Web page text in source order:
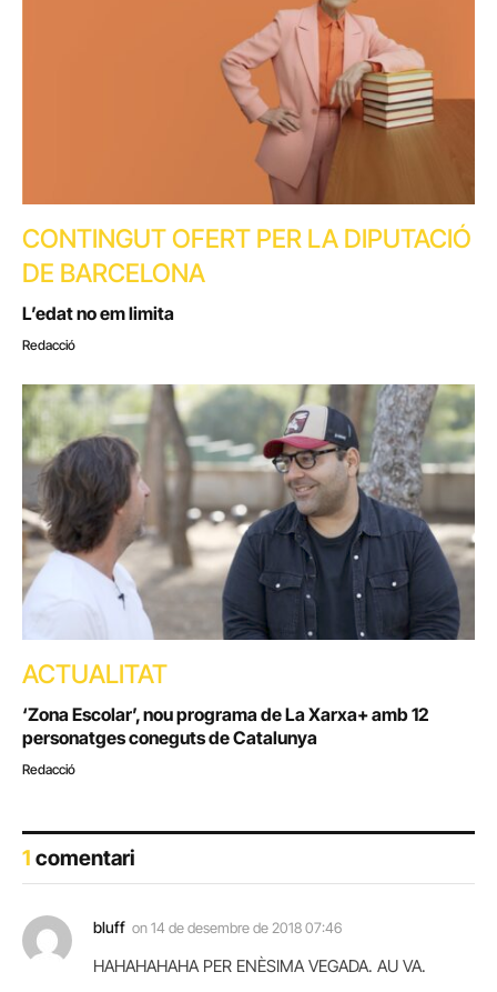
CONTINGUT OFERT PER LA DIPUTACIÓ
DE BARCELONA
L’edat no em limita
Redacció
ACTUALITAT
‘Zona Escolar’, nou programa de La Xarxa+ amb 12
personatges coneguts de Catalunya
Redacció
1 comentari
bluff on14 de desembre de 2018 07:46
HAHAHAHAHA PER ENÈSIMA VEGADA. AU VA.